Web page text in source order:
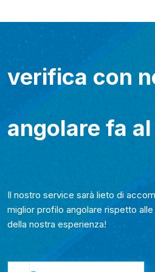
verifica con
angolare fa
Il nostro service sarà lieto di
miglior profilo angolare rispetto
della nostra esperienza!